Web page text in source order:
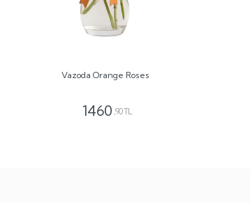
Vazoda Orange Roses
1460 ,90 TL